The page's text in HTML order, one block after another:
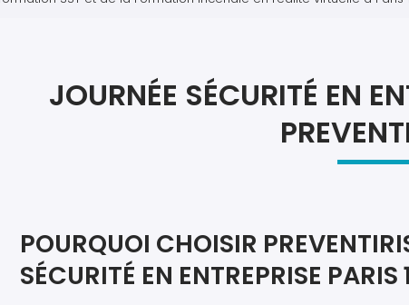
JOURNÉE SÉCURITÉ EN
POURQUOI CHOISIR
SÉCURITÉ EN ENTREPRISE PARIS